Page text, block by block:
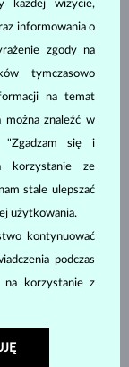
5 780 zł
2 520 zł
każdej wizycie,
informowania o
zgody na
tymczasowo
na temat
znaleźć w
"Zgadzam się i
korzystanie ze
stale ulepszać
użytkowania.
kontynuować
podczas
na korzystanie z